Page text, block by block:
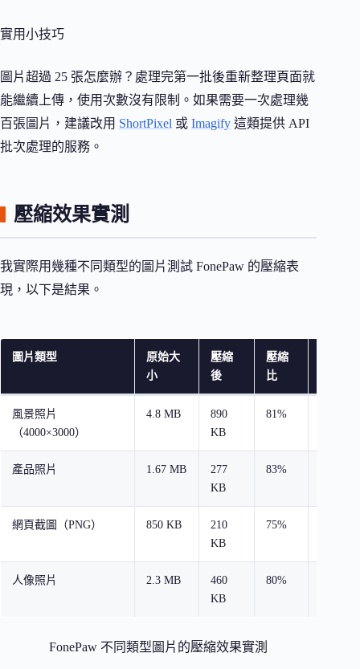
實用小技巧
圖片超過 25 張怎麼辦？處理完第一批後重新整理頁面就
能繼續上傳，使用次數沒有限制。如果需要一次處理幾
百張圖片，建議改用 ShortPixel 或 Imagify 這類提供 API
批次處理的服務。
壓縮效果實測
我實際用幾種不同類型的圖片測試 FonePaw 的壓縮表
現，以下是結果。
圖片類型
原始大
小
壓縮
後
壓縮
比
風景照片
（4000×3000）
4.8 MB
890
KB
81%
產品照片 1.67 MB
277
KB
83%
網頁截圖（PNG） 850 KB
210
KB
75%
人像照片 2.3 MB
460
KB
80%
FonePaw 不同類型圖片的壓縮效果實測